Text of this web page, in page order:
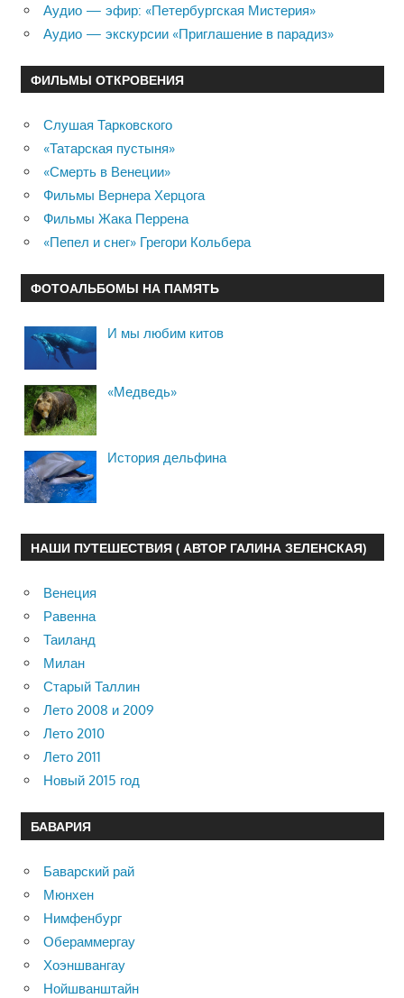
Аудио — эфир: «Петербургская Мистерия»
Аудио — экскурсии «Приглашение в парадиз»
ФИЛЬМЫ ОТКРОВЕНИЯ
Слушая Тарковского
«Татарская пустыня»
«Смерть в Венеции»
Фильмы Вернера Херцога
Фильмы Жака Перрена
«Пепел и снег» Грегори Кольбера
ФОТОАЛЬБОМЫ НА ПАМЯТЬ
И мы любим китов
«Медведь»
История дельфина
НАШИ ПУТЕШЕСТВИЯ ( АВТОР ГАЛИНА ЗЕЛЕНСКАЯ)
Венеция
Равенна
Таиланд
Милан
Старый Таллин
Лето 2008 и 2009
Лето 2010
Лето 2011
Новый 2015 год
БАВАРИЯ
Баварский рай
Мюнхен
Нимфенбург
Обераммергау
Хоэншвангау
Нойшванштайн